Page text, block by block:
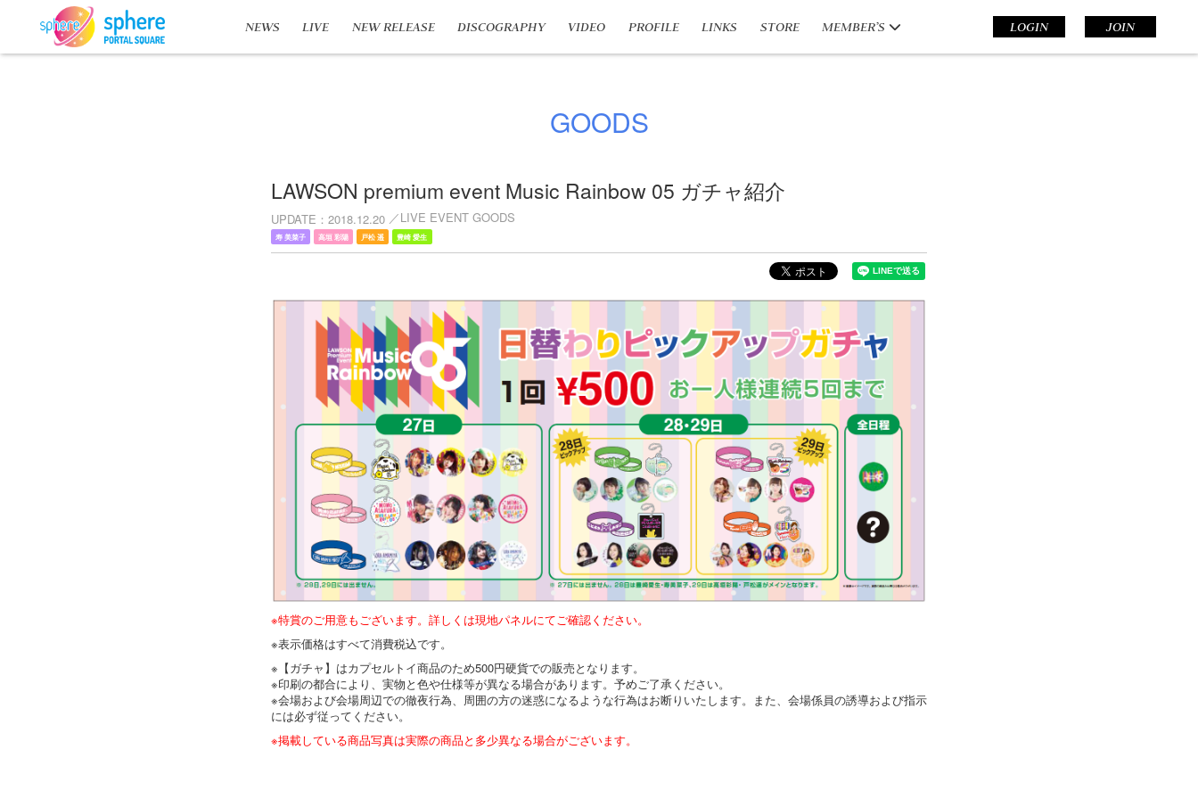
NEWS LIVE NEW RELEASE DISCOGRAPHY VIDEO PROFILE LINKS STORE MEMBER’S LOGIN JOIN
GOODS
LAWSON premium event Music Rainbow 05 ガチャ紹介
UPDATE 2018.12.20 LIVE EVENT GOODS
寿 美菜子 高垣 彩陽 戸松 遥 豊崎 愛生
※特賞のご用意もございます。詳しくは現地パネルにてご確認ください。
※表示価格はすべて消費税込です。
※【ガチャ】はカプセルトイ商品のため500円硬貨での販売となります。
※印刷の都合により、実物と色や仕様等が異なる場合があります。予めご了承ください。
※会場および会場周辺での徹夜行為、周囲の方の迷惑になるような行為はお断りいたします。また、会場係員の誘導および指示
には必ず従ってください。
※掲載している商品写真は実際の商品と多少異なる場合がございます。